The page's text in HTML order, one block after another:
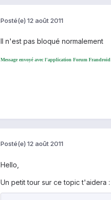
Posté(e) 12 août 2011
Il n'est pas bloqué normalement
Message envoyé avec l'application Forum Frandroid
Posté(e) 12 août 2011
Hello,
Un petit tour sur ce topic t'aidera :